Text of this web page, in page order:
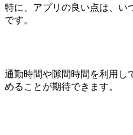
特に、アプリの良い点は、い
です。
通勤時間や隙間時間を利用し
めることが期待できます。